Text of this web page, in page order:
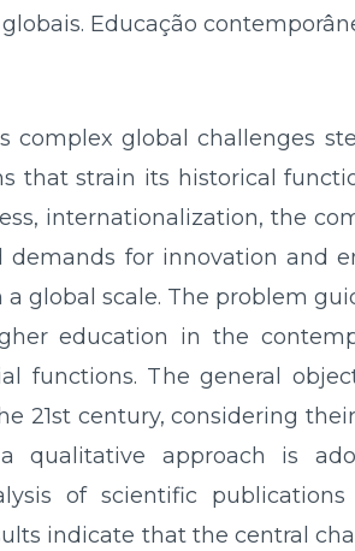
Educação
complex global challenges
that strain its historical
internationalization, the
for innovation and
global scale. The problem
education in the
functions. The general
21st century, considering
qualitative approach is
of scientific
indicate that the central